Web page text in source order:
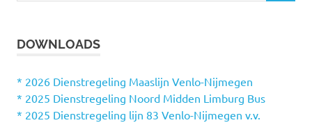
e
n
a
a
DOWNLOADS
* 2026 Dienstregeling Maaslijn Venlo-Nijmegen
* 2025 Dienstregeling Noord Midden Limburg Bus
* 2025 Dienstregeling lijn 83 Venlo-Nijmegen v.v.